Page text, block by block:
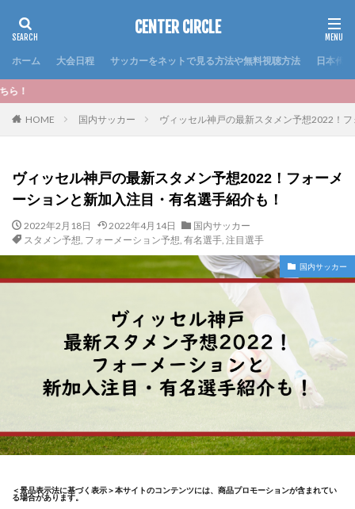
CENTER CIRCLE
ホーム 大会日程 サッカーをネットで見る方法や無料視聴方法 日本代表
HOME 国内サッカー ヴィッセル神戸の最新スタメン予想2022！
ヴィッセル神戸の最新スタメン予想2022！フォーメ
ーションと新加入注目・有名選手紹介も！
2022年2月18日 2022年4月14日
国内サッカー
スタメン予想, フォーメーション予想, 有名選手, 注目選手
国内サッカー
＜景品表示法に基づく表示＞本サイトのコンテンツには、商品プロモーションが含まれてい
る場合があります。